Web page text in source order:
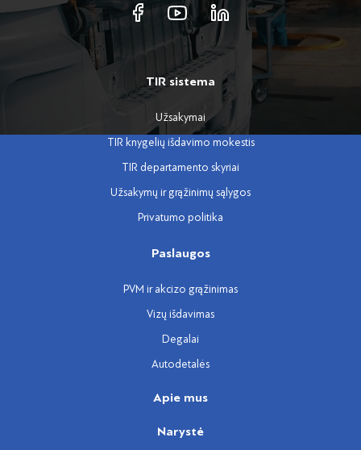
TIR sistema
Užsakymai
TIR knygelių išdavimo mokestis
TIR departamento skyriai
Užsakymų ir grąžinimų sąlygos
Privatumo politika
Paslaugos
PVM ir akcizo grąžinimas
Vizų išdavimas
Degalai
Autodetalės
Apie mus
Narystė